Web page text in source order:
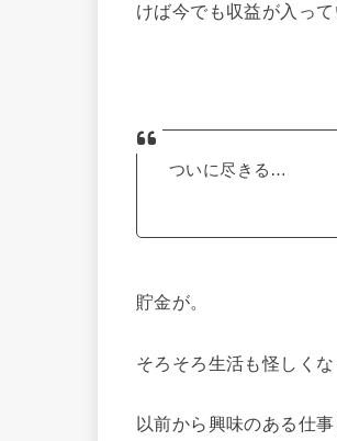
けば今でも収益が入っ
ついに尽きる…
貯金が。
そろそろ生活も怪しく
以前から興味のある仕